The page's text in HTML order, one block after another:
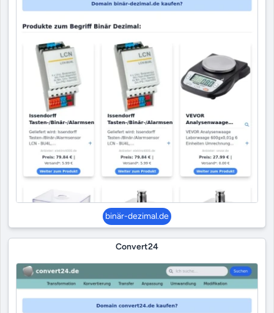
binär-dezimal.de
Convert24